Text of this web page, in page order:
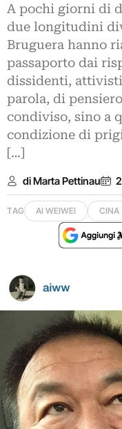
A pochi giorni di
due longitudini
Bruguera hanno
passaporto dai
dissidenti,
parola, di
condiviso, sino a
condizione di
[…]
di Marta Pettinau
TAG AI WEIWEI CINA